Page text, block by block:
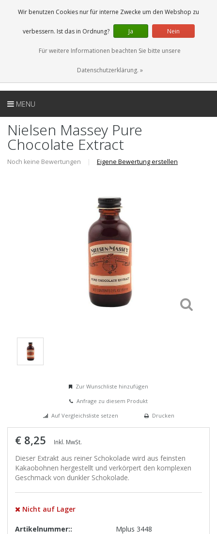
0 Artikel
DE
MENU
Nielsen Massey Pure
Chocolate Extract
Noch keine Bewertungen | Eigene Bewertung erstellen
Zur Wunschliste hinzufügen
Anfrage zu diesem Produkt
Auf Vergleichsliste setzen
Drucken
€ 8,25 Inkl. MwSt.
Dieser Extrakt aus reiner Schokolade wird aus feinsten
Kakaobohnen hergestellt und verkörpert den komplexen
Geschmack von dunkler Schokolade.
Nicht auf Lager
Artikelnummer:: Mplus 3448
Wir benutzen Cookies nur für interne Zwecke um den Webshop zu
verbessern. Ist das in Ordnung? Ja Nein
Für weitere Informationen beachten Sie bitte unsere
Datenschutzerklärung. »